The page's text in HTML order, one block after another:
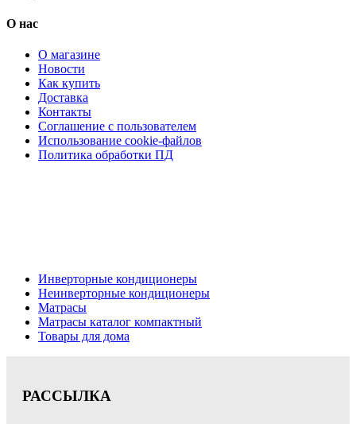
О нас
О магазине
Новости
Как купить
Доставка
Контакты
Соглашение с пользователем
Использование cookie-файлов
Политика обработки ПД
Инверторные кондиционеры
Неинверторные кондиционеры
Матрасы
Матрасы каталог компактный
Товары для дома
РАССЫЛКА